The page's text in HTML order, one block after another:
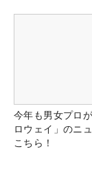
今年も男女プロ
ロウェイ」のニ
こちら！